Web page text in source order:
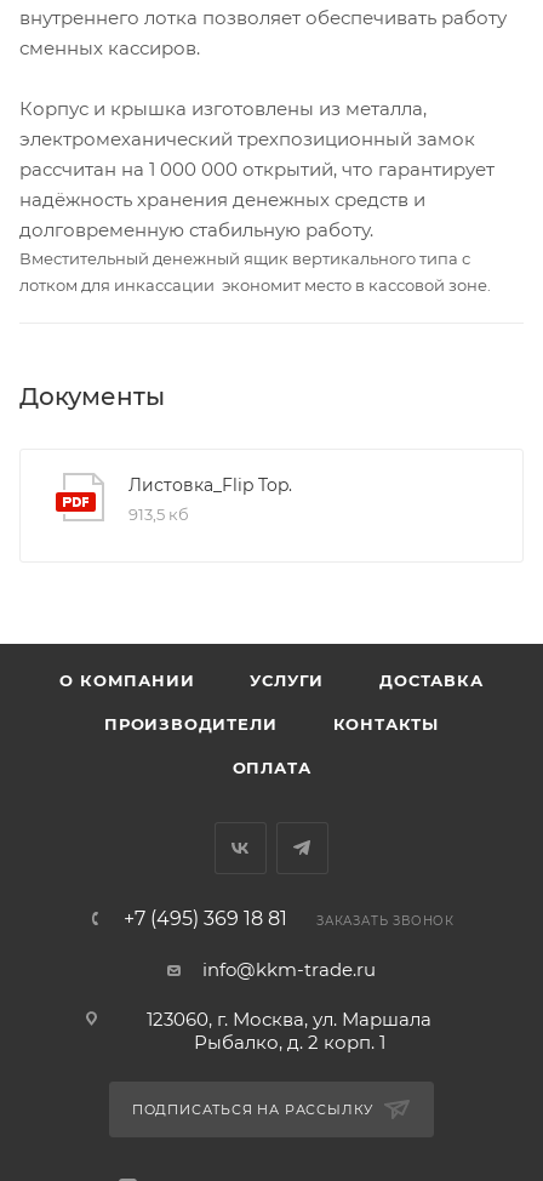
внутреннего лотка позволяет обеспечивать работу
сменных кассиров.
Корпус и крышка изготовлены из металла,
электромеханический трехпозиционный замок
рассчитан на 1 000 000 открытий, что гарантирует
надёжность хранения денежных средств и
долговременную стабильную работу.
Вместительный денежный ящик вертикального типа с
лотком для инкассации экономит место в кассовой зоне.
Документы
Листовка_Flip Top.
913,5 кб
О КОМПАНИИ УСЛУГИ ДОСТАВКА
ПРОИЗВОДИТЕЛИ КОНТАКТЫ
ОПЛАТА
+7 (495) 369 18 81 ЗАКАЗАТЬ ЗВОНОК
info@kkm-trade.ru
123060, г. Москва, ул. Маршала
Рыбалко, д. 2 корп. 1
ПОДПИСАТЬСЯ НА РАССЫЛКУ